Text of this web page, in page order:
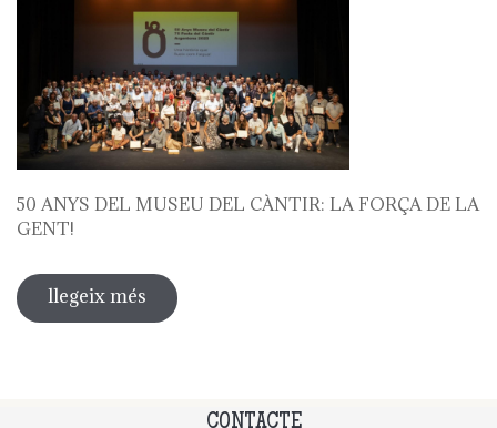
50 ANYS DEL MUSEU DEL CÀNTIR: LA FORÇA DE LA
GENT!
llegeix més sobre 50 anys del museu del càntir: la
força de la gent!
CONTACTE